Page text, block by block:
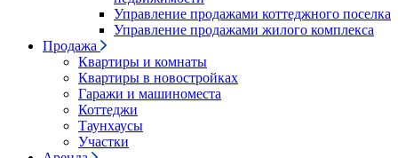
Управление продажами коттеджного поселка
Управление продажами жилого комплекса
Продажа
Квартиры и комнаты
Квартиры в новостройках
Гаражи и машиноместа
Коттеджи
Таунхаусы
Участки